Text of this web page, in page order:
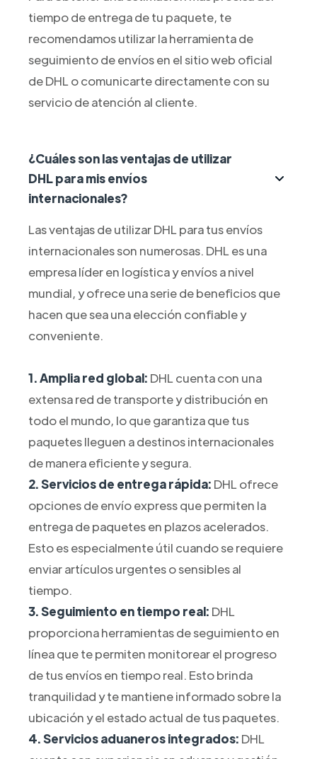
tiempo de entrega de tu paquete, te
recomendamos utilizar la herramienta de
seguimiento de envíos en el sitio web oficial
de DHL o comunicarte directamente con su
servicio de atención al cliente.
¿Cuáles son las ventajas de utilizar
DHL para mis envíos
internacionales?
Las ventajas de utilizar DHL para tus envíos
internacionales son numerosas. DHL es una
empresa líder en logística y envíos a nivel
mundial, y ofrece una serie de beneficios que
hacen que sea una elección confiable y
conveniente.
1. Amplia red global: DHL cuenta con una
extensa red de transporte y distribución en
todo el mundo, lo que garantiza que tus
paquetes lleguen a destinos internacionales
de manera eficiente y segura.
2. Servicios de entrega rápida: DHL ofrece
opciones de envío express que permiten la
entrega de paquetes en plazos acelerados.
Esto es especialmente útil cuando se requiere
enviar artículos urgentes o sensibles al
tiempo.
3. Seguimiento en tiempo real: DHL
proporciona herramientas de seguimiento en
línea que te permiten monitorear el progreso
de tus envíos en tiempo real. Esto brinda
tranquilidad y te mantiene informado sobre la
ubicación y el estado actual de tus paquetes.
4. Servicios aduaneros integrados: DHL